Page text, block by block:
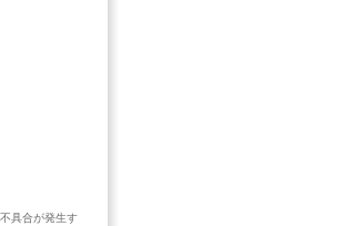
具合が発生す